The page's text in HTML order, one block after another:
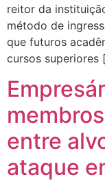
reitor da
método de
que futuros
cursos superiores
entre
ataque